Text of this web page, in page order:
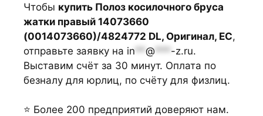
Чтобы купить Полоз косилочного бруса
жатки правый 14073660
(0014073660)/4824772 DL, Оригинал, ЕС,
отправьте заявку на in ** @ *** -z.ru.
Выставим счёт за 30 минут. Оплата по
безналу для юрлиц, по счёту для физлиц.
⭐ Более 200 предприятий доверяют нам.